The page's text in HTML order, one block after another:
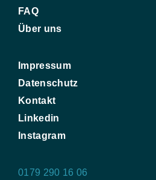
FAQ
Über uns
Impressum
Datenschutz
Kontakt
Linkedin
Instagram
0179 290 16 06